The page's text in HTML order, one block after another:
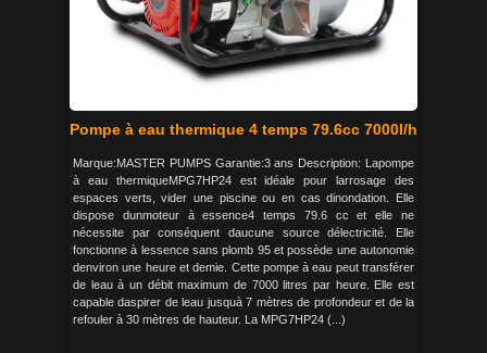
Pompe à eau thermique 4 temps 79.6cc 7000l/h
Marque:MASTER PUMPS Garantie:3 ans Description: Lapompe
à eau thermiqueMPG7HP24 est idéale pour larrosage des
espaces verts, vider une piscine ou en cas dinondation. Elle
dispose dunmoteur à essence4 temps 79.6 cc et elle ne
nécessite par conséquent daucune source délectricité. Elle
fonctionne à lessence sans plomb 95 et possède une autonomie
denviron une heure et demie. Cette pompe à eau peut transférer
de leau à un débit maximum de 7000 litres par heure. Elle est
capable daspirer de leau jusquà 7 mètres de profondeur et de la
refouler à 30 mètres de hauteur. La MPG7HP24 (...)